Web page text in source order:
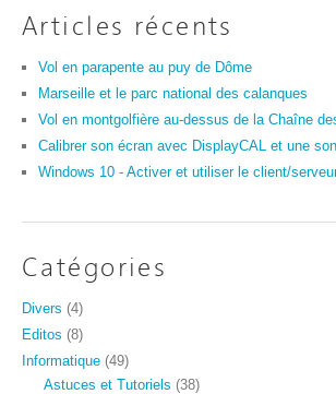
Articles récents
Vol en parapente au puy de Dôme
Marseille et le parc national des calanques
Vol en montgolfière au-dessus de la Chaîne
Calibrer son écran avec DisplayCAL et une
Windows 10 - Activer et utiliser le client/
Catégories
Divers (4)
Editos (8)
Informatique (49)
Astuces et Tutoriels (38)